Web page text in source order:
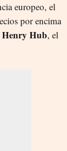
europeo, el
por encima
Henry Hub, el